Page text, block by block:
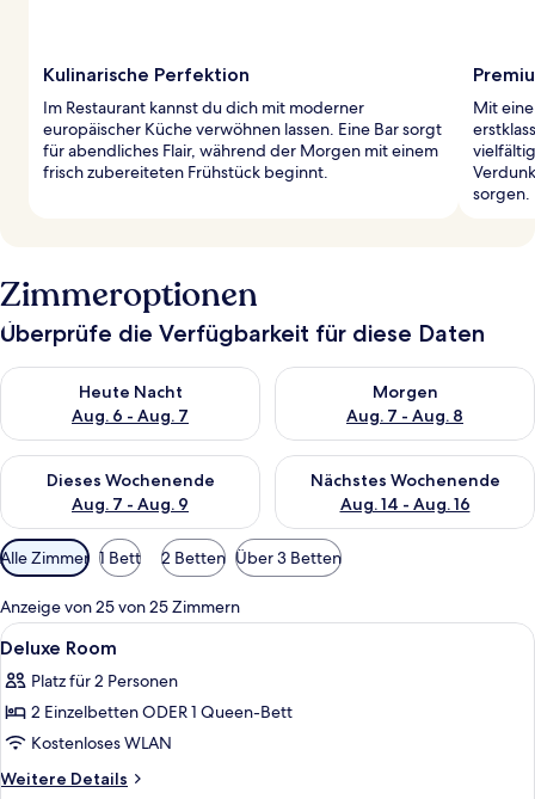
Kulinarische Perfektion
Im Restaurant kannst du dich mit moderner
europäischer Küche verwöhnen lassen. Eine Bar sorgt
für abendliches Flair, während der Morgen mit einem
frisch zubereiteten Frühstück beginnt.
Mit
sorgen.
Zimmeroptionen
Überprüfe die Verfügbarkeit für diese Daten
Heute Nacht
Aug. 6 - Aug. 7
Überprüfe die Verfügbarkeit für heute Nacht, Aug. 6 - Aug. 7.
Morgen
Aug. 7 - Aug. 8
Überprüfe die Verfügbarkeit
Dieses Wochenende
Aug. 7 - Aug. 9
Überprüfe die Verfügbarkeit für dieses Wochenende, Aug. 7
Nächstes Wochenende
Aug. 14 - Aug. 16
Überprüfe die Verfügbarkeit
Verfügbare
Filter
für
Zimmer
Alle Zimmer 1 Bett 2 Betten Über 3 Betten
Anzeige von 25 von 25 Zimmern
Alle
Fotos
für
Deluxe
Room
anzeigen
Ein Hotelzimmer mit einem großen
6
Deluxe Room
Platz für 2 Personen
2 Einzelbetten ODER 1 Queen-Bett
Kostenloses WLAN
Weitere Details
Weitere